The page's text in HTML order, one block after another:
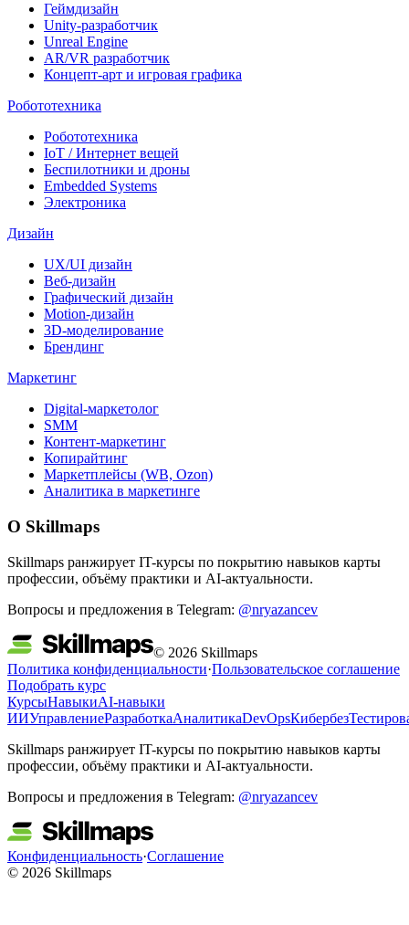
Геймдизайн
Unity-разработчик
Unreal Engine
AR/VR разработчик
Концепт-арт и игровая графика
Робототехника
Робототехника
IoT / Интернет вещей
Беспилотники и дроны
Embedded Systems
Электроника
Дизайн
UX/UI дизайн
Веб-дизайн
Графический дизайн
Motion-дизайн
3D-моделирование
Брендинг
Маркетинг
Digital-маркетолог
SMM
Контент-маркетинг
Копирайтинг
Маркетплейсы (WB, Ozon)
Аналитика в маркетинге
О Skillmaps
Skillmaps ранжирует IT-курсы по покрытию навыков карты
профессии, объёму практики и AI-актуальности.
Вопросы и предложения в Telegram: @nryazancev
© 2026 Skillmaps
Политика конфиденциальности·Пользовательское соглашение
Подобрать курс
КурсыНавыкиAI-навыки
ИИУправлениеРазработкаАналитикаDevOpsКибербез
Skillmaps ранжирует IT-курсы по покрытию навыков карты
профессии, объёму практики и AI-актуальности.
Вопросы и предложения в Telegram: @nryazancev
Конфиденциальность·Соглашение
© 2026 Skillmaps